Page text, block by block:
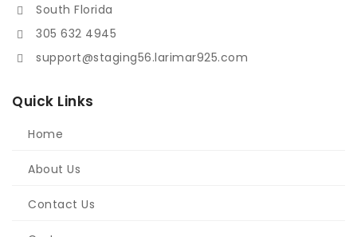
South Florida
305 632 4945
support@staging56.larimar925.com
Quick Links
Home
About Us
Contact Us